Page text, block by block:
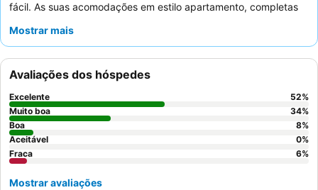
fácil. As suas acomodações em estilo apartamento, completas
estadias mais longas e grupos. Os hóspedes elogiam
"espetacular" e variado
num hotel parceiro. Para uma experiência mais tranquila, os
hóspedes devem solicitar um quarto virado para o jardim.
Mostrar mais
Avaliações dos hóspedes
Excelente 52%
Muito boa
34%
Boa
8%
Aceitável
0%
Fraca
6%
Mostrar avaliações